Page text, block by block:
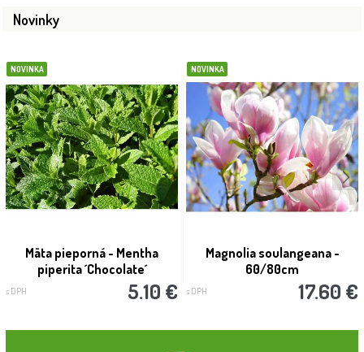
Novinky
NOVINKA
Mäta pieporná - Mentha
piperita ´Chocolate´
s DPH 5.10 €
NOVINKA
Magnolia soulangeana -
60/80cm
s DPH 17.60 €